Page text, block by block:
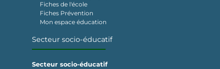
Fiches de l'école
Fiches Prévention
Mon espace éducation
Secteur socio-éducatif
Secteur socio-éducatif